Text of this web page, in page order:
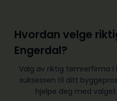
Hvordan velge
Engerdal?
Valg av riktig tømrerfirma i
suksessen til ditt
hjelpe deg med